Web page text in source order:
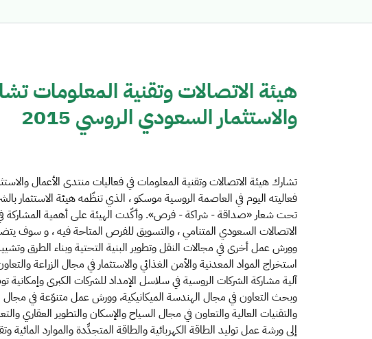
هيئة الاتصالات وتقنية المعلومات
والاستثمار السعودي الروسي 2015
فعاليته اليوم في العاصمة الروسية موسكو ، الذي تنظّمه هيئة الاستثمار
تحت شعار «صداقة - شراكة - فرص». وأكّدت الهيئة على أهمية المشاركة في
الاتصالات السعودي المتنامي ، والتسويق للفرص المتاحة فيه ، و سوف
وورش عمل أخرى في مجالات النقل وتطوير البنية التحتية وبناء الطرق
استخراج المواد المعدنية والأمن الغذائي والاستثمار في مجال الزراعة
آلية مشاركة الشركات الروسية في سلاسل الإمداد للشركات الكبرى
وبحث التعاون في مجال الهندسة الميكانيكية، وورش عمل متنوّعة في مجال
والتقنيات العالية والتعاون في مجال السياح والإسكان والتطوير العقاري
إلى ورشة عمل توليد الطاقة الكهربائية والطاقة المتجدِّدة والموارد المائية